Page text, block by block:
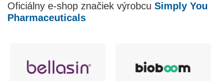
Oficiálny e-shop značiek výrobcu Simply You
Pharmaceuticals